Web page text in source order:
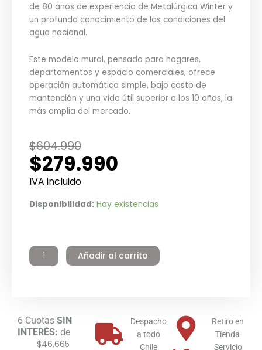
de 80 años de experiencia de Metalúrgica Winter y
un profundo conocimiento de las condiciones del
agua nacional.
Este modelo mural, pensado para hogares,
departamentos y espacio comerciales, ofrece
operación automática simple, bajo costo de
mantención y una vida útil superior a los 10 años, la
más amplia del mercado.
$604.990
El
precio
original
$604.990.
$279.990
El
precio
actual
$279.990.
IVA incluido
Disponibilidad: Hay existencias
Termo
litros
Añadir al carrito
6 Cuotas SIN
INTERÉS: de
$46.665
Despacho
a todo
Chile
Retiro en
Tienda
Servicio